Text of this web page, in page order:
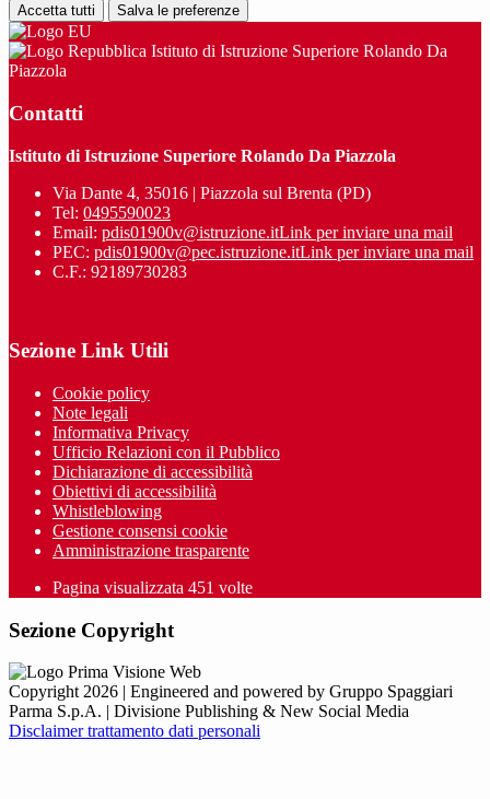
Accetta tutti Salva le preferenze
Istituto di Istruzione Superiore Rolando Da
Piazzola
Contatti
Istituto di Istruzione Superiore Rolando Da Piazzola
Via Dante 4, 35016 | Piazzola sul Brenta (PD)
Tel: 0495590023
Email: pdis01900v@istruzione.itLink per inviare una mail
PEC: pdis01900v@pec.istruzione.itLink per inviare una mail
C.F.: 92189730283
Sezione Link Utili
Cookie policy
Note legali
Informativa Privacy
Ufficio Relazioni con il Pubblico
Dichiarazione di accessibilità
Obiettivi di accessibilità
Whistleblowing
Gestione consensi cookie
Amministrazione trasparente
Pagina visualizzata 451 volte
Sezione Copyright
Copyright 2026 | Engineered and powered by Gruppo Spaggiari
Parma S.p.A. | Divisione Publishing & New Social Media
Disclaimer trattamento dati personali